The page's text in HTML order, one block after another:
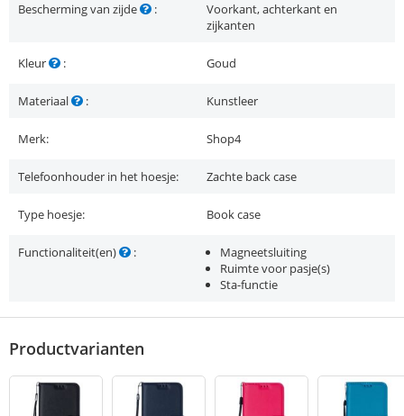
Bescherming van zijde :
Voorkant, achterkant en
zijkanten
Kleur : Goud
Materiaal : Kunstleer
Merk: Shop4
Telefoonhouder in het hoesje: Zachte back case
Type hoesje: Book case
Functionaliteit(en) :
Magneetsluiting
Ruimte voor pasje(s)
Sta-functie
Productvarianten